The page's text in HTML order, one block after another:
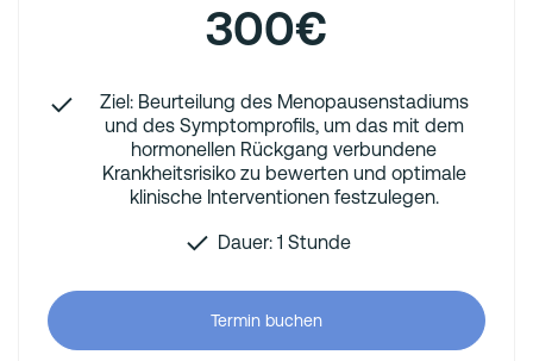
300€
Ziel: Beurteilung des Menopausenstadiums
und des Symptomprofils, um das mit dem
hormonellen Rückgang verbundene
Krankheitsrisiko zu bewerten und optimale
klinische Interventionen festzulegen.
Dauer: 1 Stunde
Termin buchen